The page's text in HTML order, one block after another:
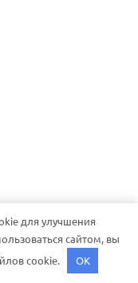
для улучшения
сайтом, вы
cookie.
OK